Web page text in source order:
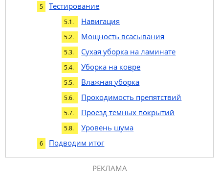
Тестирование
Навигация
Мощность всасывания
Сухая уборка на ламинате
Уборка на ковре
Влажная уборка
Проходимость препятствий
Проезд темных покрытий
Уровень шума
Подводим итог
РЕКЛАМА